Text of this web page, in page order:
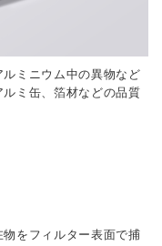
ミニウム中の異物など
ミ缶、箔材などの品質
をフィルター表面で捕